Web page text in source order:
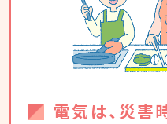
電気は、災害